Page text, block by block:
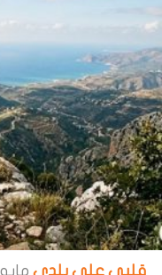
قلبي على بلدي مايو 24, 2026